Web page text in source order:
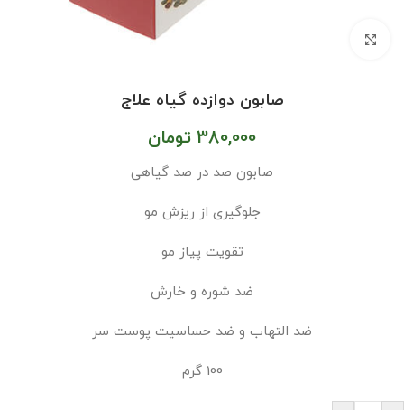
صابون دوازده گیاه علاج
380,000 تومان
صابون صد در صد گیاهی
جلوگیری از ریزش مو
تقویت پیاز مو
ضد شوره و خارش
ضد التهاب و ضد حساسیت پوست سر
100 گرم